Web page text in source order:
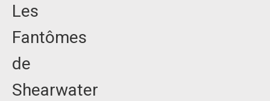
Les
Fantômes
de
Shearwater